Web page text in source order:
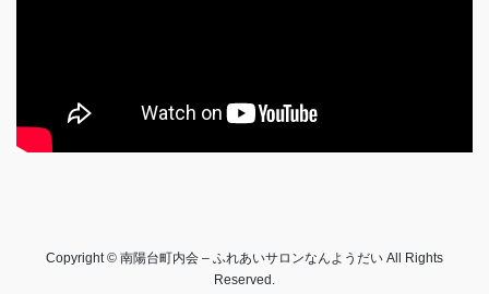
Copyright © 南陽台町内会 – ふれあいサロンなんようだい All Rights
Reserved.